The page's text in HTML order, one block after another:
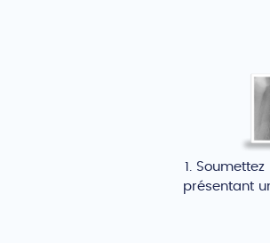
1.
présentant